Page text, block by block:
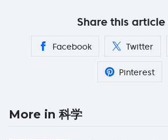
Share this article
Facebook Twitter
Pinterest
More in 科学